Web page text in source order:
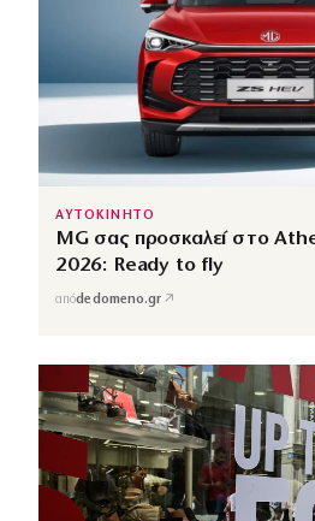
ΑΥΤΟΚΙΝΗΤΟ
MG σας προσκαλεί στο
2026: Ready to fly
απόdedomeno.gr ↗